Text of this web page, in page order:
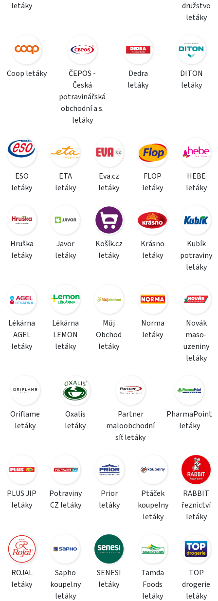
letáky
družstvo
letáky
Coop letáky
ČEPOS -
Česká
potravinářská
obchodní a.s.
letáky
Dedra
letáky
DITON
letáky
ESO
letáky
ETA
letáky
Eva.cz
letáky
FLOP
letáky
HEBE
letáky
Hruška
letáky
Javor
letáky
Košík.cz
letáky
Krásno
letáky
Kubík
potraviny
letáky
Lékárna
AGEL
letáky
Lékárna
LEMON
letáky
Můj
Obchod
letáky
Norma
letáky
Novák
maso-
uzeniny
letáky
Oriflame
letáky
Oxalis
letáky
Partner
maloobchodní
síť letáky
PharmaPoint
letáky
PLUS JIP
letáky
Potraviny
CZ letáky
Prior
letáky
Ptáček
koupelny
letáky
RABBIT
řeznictví
letáky
ROJAL
letáky
Sapho
koupelny
letáky
SENESI
letáky
Tamda
Foods
letáky
TOP
drogerie
letáky